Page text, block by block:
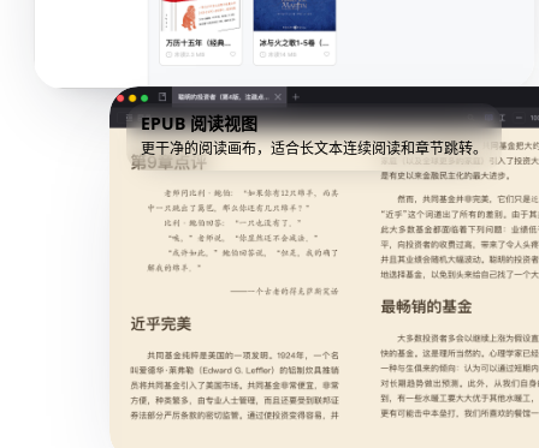
EPUB 阅读视图
更干净的阅读画布，适合长文本连续阅读和章节跳转。